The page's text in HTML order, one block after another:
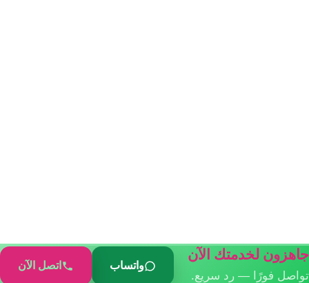
لخدمتك الآن
فورًا — رد سريع.
واتساب اتصل الآن